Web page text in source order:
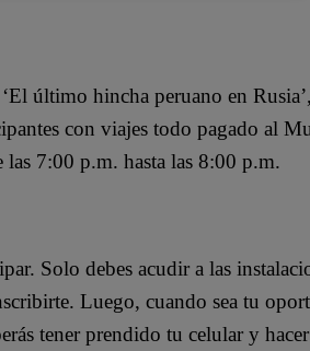
‘El último hincha peruano en
con viajes todo pagado al
las 7:00 p.m. hasta las 8:00 p.m.
Solo debes acudir a las
Luego, cuando sea tu
tener prendido tu celular y